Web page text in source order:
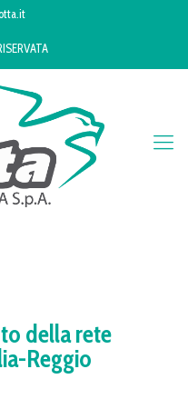
della rete
Reggio